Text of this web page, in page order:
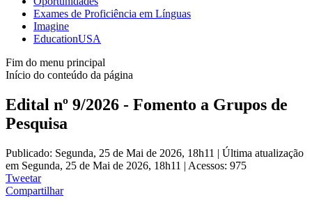
Exames de Proficiência em Línguas
Imagine
EducationUSA
Fim do menu principal
Início do conteúdo da página
Edital nº 9/2026 - Fomento a Grupos de
Pesquisa
Publicado: Segunda, 25 de Mai de 2026, 18h11 | Última atualização
em Segunda, 25 de Mai de 2026, 18h11 | Acessos: 975
Tweetar
Compartilhar